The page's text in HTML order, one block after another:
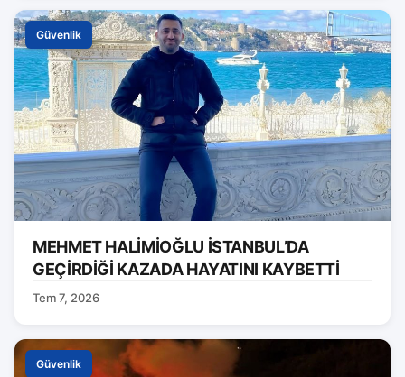
Güvenlik
MEHMET HALİMİOĞLU İSTANBUL’DA
GEÇİRDİĞİ KAZADA HAYATINI KAYBETTİ
Tem 7, 2026
Güvenlik